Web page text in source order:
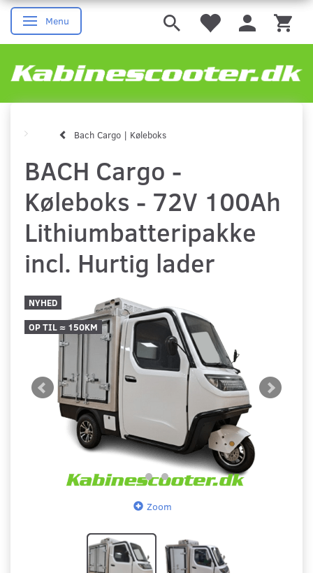
Skifte navigation
Menu
Bach Cargo | Køleboks
BACH Cargo -
Køleboks - 72V 100Ah
Lithiumbatteripakke
incl. Hurtig lader
NYHED
OP TIL ≈ 150KM
Zoom